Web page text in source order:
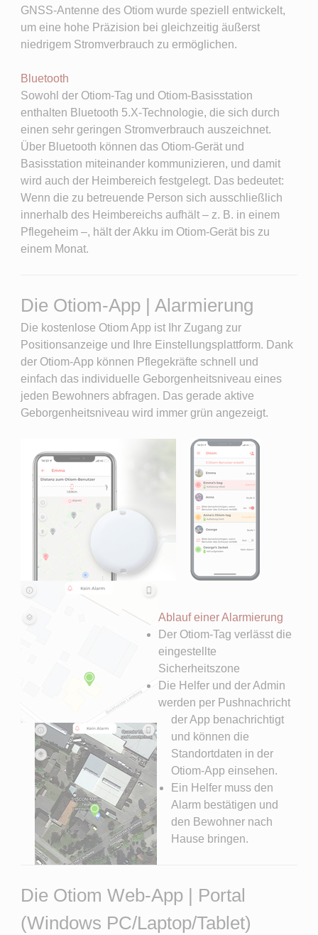
GNSS-Antenne des Otiom wurde speziell entwickelt,
um eine hohe Präzision bei gleichzeitig äußerst
niedrigem Stromverbrauch zu ermöglichen.
Bluetooth ​
Sowohl der Otiom-Tag und Otiom-Basisstation
enthalten Bluetooth 5.X-Technologie, die sich durch
einen sehr geringen Stromverbrauch auszeichnet.
Über Bluetooth können das Otiom-Gerät und
Basisstation miteinander kommunizieren, und damit
wird auch der Heimbereich festgelegt. Das bedeutet:
Wenn die zu betreuende Person sich ausschließlich
innerhalb des Heimbereichs aufhält ‒ z. B. in einem
Pflegeheim ‒, hält der Akku im Otiom-Gerät bis zu
einem Monat.
Die Otiom-App | Alarmierung
Die kostenlose Otiom App ist Ihr Zugang zur
Positionsanzeige und Ihre Einstellungsplattform. Dank
der Otiom-App können Pflegekräfte schnell und
einfach das individuelle Geborgenheitsniveau eines
jeden Bewohners abfragen. Das gerade aktive
Geborgenheitsniveau wird immer grün angezeigt.
Ablauf einer Alarmierung
Der Otiom-Tag verlässt die
eingestellte
Sicherheitszone
Die Helfer und der Admin
werden per Pushnachricht
der App benachrichtigt
und können die
Standortdaten in der
Otiom-App einsehen.
Ein Helfer muss den
Alarm bestätigen und
den Bewohner nach
Hause bringen.
Die Otiom Web-App | Portal
(Windows PC/Laptop/Tablet)